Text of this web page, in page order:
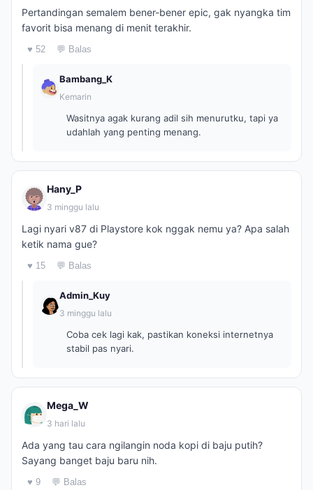
Pertandingan semalem bener-bener epic, gak nyangka tim
favorit bisa menang di menit terakhir.
♥ 52 💬 Balas
Bambang_K
Kemarin
Wasitnya agak kurang adil sih menurutku, tapi ya
udahlah yang penting menang.
Hany_P
3 minggu lalu
Lagi nyari v87 di Playstore kok nggak nemu ya? Apa salah
ketik nama gue?
♥ 15 💬 Balas
Admin_Kuy
3 minggu lalu
Coba cek lagi kak, pastikan koneksi internetnya
stabil pas nyari.
Mega_W
3 hari lalu
Ada yang tau cara ngilangin noda kopi di baju putih?
Sayang banget baju baru nih.
♥ 9 💬 Balas